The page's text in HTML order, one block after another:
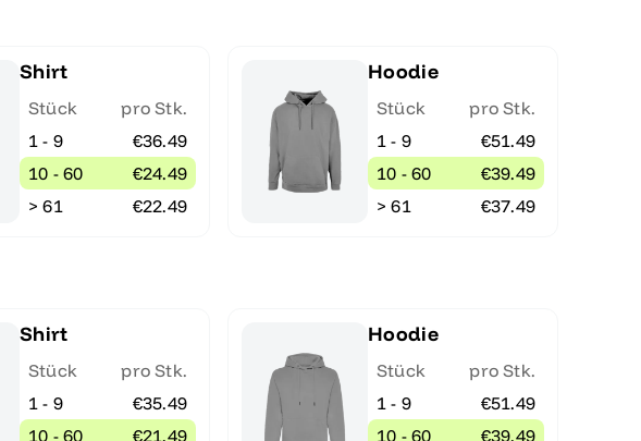
Shirt
Stück
pro Stk.
1 - 9
€36.49
10 - 60
€24.49
> 61
€22.49
Hoodie
Stück
pro Stk.
1 - 9
€51.49
10 - 60
€39.49
> 61
€37.49
Shirt
Stück
pro Stk.
1 - 9
€35.49
10 - 60
€21.49
Hoodie
Stück
pro Stk.
1 - 9
€51.49
10 - 60
€39.49